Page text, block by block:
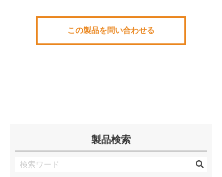
製品検索
この製品を問い合わせる